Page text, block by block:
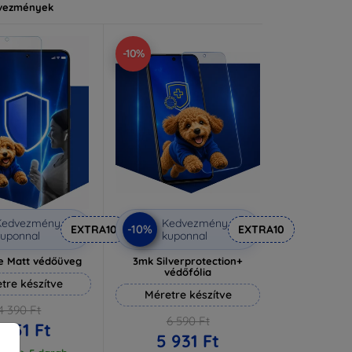
EXTRA10
Matt védőüveg
készítve
390 Ft
Ft
-10%
-10%
Kedvezmény
kuponnal
EXTRA10
3mk Silverprotection+
védőfólia
Méretre készítve
6 590 Ft
5 931 Ft